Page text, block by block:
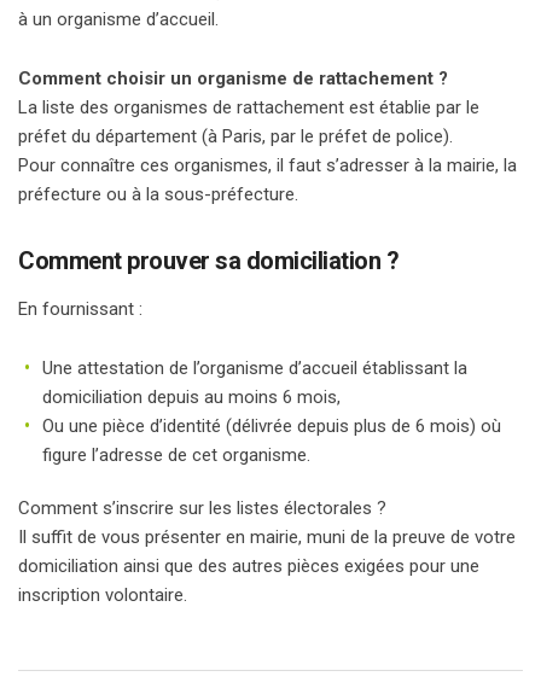
à un organisme d’accueil.
Comment choisir un organisme de rattachement ?
La liste des organismes de rattachement est établie par le
préfet du département (à Paris, par le préfet de police).
Pour connaître ces organismes, il faut s’adresser à la mairie, la
préfecture ou à la sous-préfecture.
Comment prouver sa domiciliation ?
En fournissant :
Une attestation de l’organisme d’accueil établissant la
domiciliation depuis au moins 6 mois,
Ou une pièce d’identité (délivrée depuis plus de 6 mois) où
figure l’adresse de cet organisme.
Comment s’inscrire sur les listes électorales ?
Il suffit de vous présenter en mairie, muni de la preuve de votre
domiciliation ainsi que des autres pièces exigées pour une
inscription volontaire.